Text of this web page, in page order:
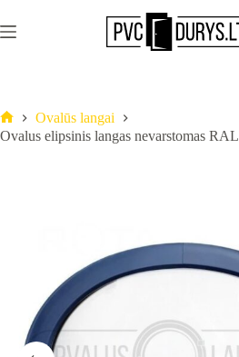
Ovalūs langai
Ovalus elipsinis langas nevarstomas RAL